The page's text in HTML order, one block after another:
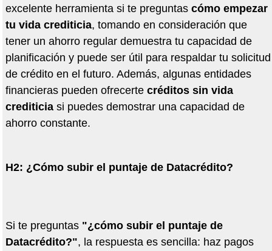
excelente herramienta si te preguntas cómo empezar
tu vida crediticia, tomando en consideración que
tener un ahorro regular demuestra tu capacidad de
planificación y puede ser útil para respaldar tu solicitud
de crédito en el futuro. Además, algunas entidades
financieras pueden ofrecerte créditos sin vida
crediticiasi puedes demostrar una capacidad de
ahorro constante.
H2: ¿Cómo subir el puntaje de Datacrédito?
Si te preguntas "¿cómo subir el puntaje de
Datacrédito?", la respuesta es sencilla: haz pagos